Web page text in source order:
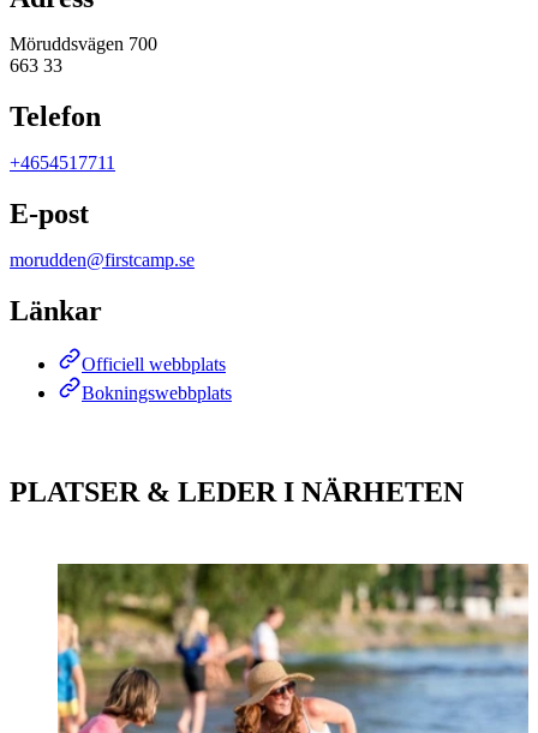
Möruddsvägen 700
663 33
Telefon
+4654517711
E-post
morudden@firstcamp.se
Länkar
Officiell webbplats
Bokningswebbplats
PLATSER & LEDER I NÄRHETEN